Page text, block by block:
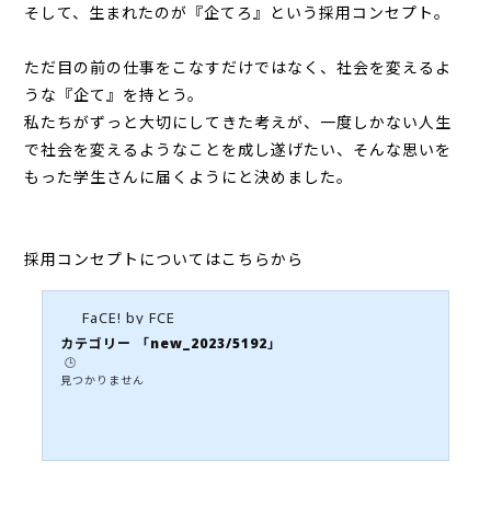
そして、生まれたのが『企てろ』という採用コンセプト。
ただ目の前の仕事をこなすだけではなく、社会を変えるよ
うな『企て』を持とう。
私たちがずっと大切にしてきた考えが、一度しかない人生
で社会を変えるようなことを成し遂げたい、そんな思いを
もった学生さんに届くようにと決めました。
採用コンセプトについてはこちらから
FaCE! by FCE
カテゴリー 「new_2023/5192」
🕒️
見つかりません